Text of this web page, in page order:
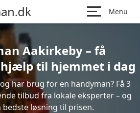
Menu
Aakirkeby – få
til hjemmet i dag
har brug for en handyman? Få 3
tilbud fra lokale eksperter – og
løsning til prisen.